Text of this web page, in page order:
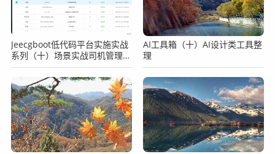
Jeecgboot低代码平台实施实战
系列（十）场景实战司机管理之
表单字段权限控制
AI工具箱（十）AI设计类工具整
理